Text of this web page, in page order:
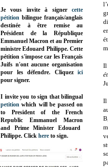
Il
Il
Je vous invite à signer cette
pétition bilingue français/anglais
destinée à être remise au
Président de la République
Emmanuel Macron et au Premier
ministre Edouard Philippe. Cette
pétition s'impose car les Français
Juifs n'ont aucune organisation
pour les défendre. Cliquez
ici
pour signer.
I invite you to sign that bilingual
petition which will be passed on
to President of the French
Republic Emmanuel Macron
and Prime Minister Edouard
Philippe. Click here to sign.